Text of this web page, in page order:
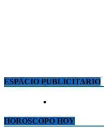
ESPACIO PUBLICITARIO
HOROSCOPO HOY